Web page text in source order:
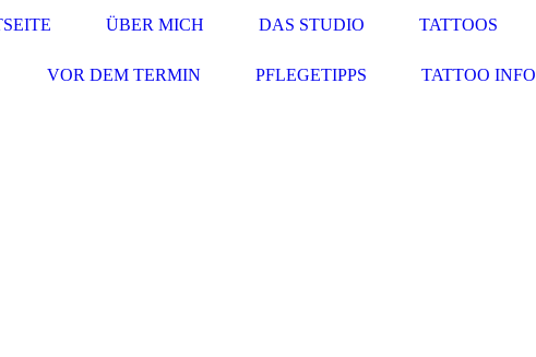
ÜBER MICH DAS STUDIO TATTOOS
VOR DEM TERMIN PFLEGETIPPS TATTOO INFO